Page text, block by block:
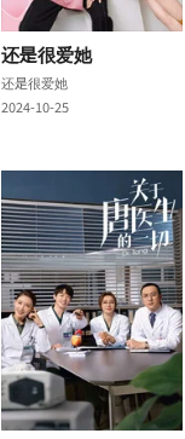
还是很爱她
还是很爱她
2024-10-25